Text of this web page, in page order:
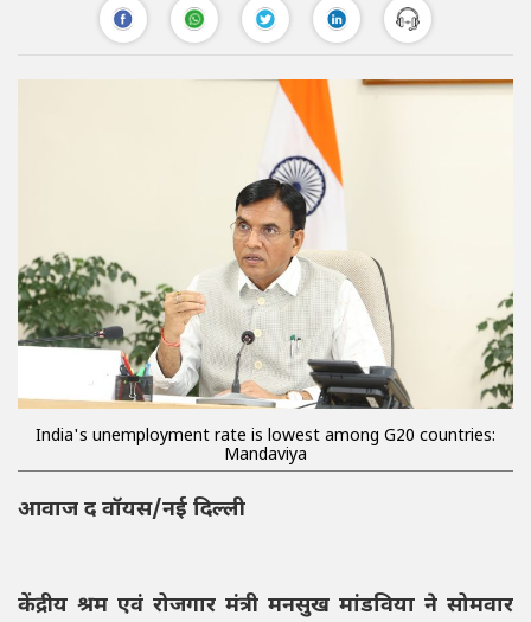
India's unemployment rate is lowest among G20 countries:
Mandaviya
आवाज द वॉयस/नई दिल्ली
केंद्रीय श्रम एवं रोजगार मंत्री मनसुख मांडविया ने सोमवार